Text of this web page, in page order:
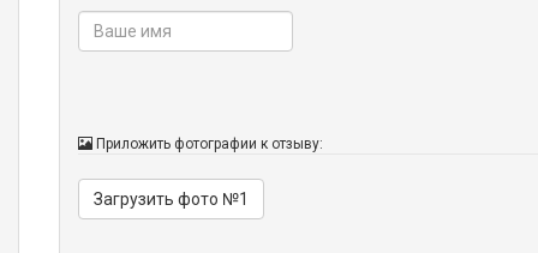
Приложить фотографии к отзыву:
Загрузить фото №1